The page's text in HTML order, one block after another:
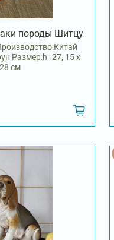
породы Шитцу
Размер:h=27, 15 х
28 см